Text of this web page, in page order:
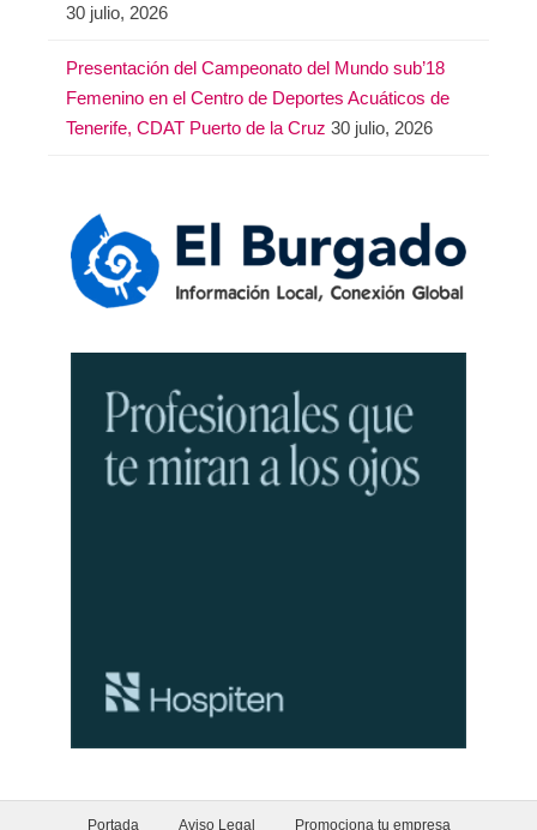
30 julio, 2026
Presentación del Campeonato del Mundo sub’18
Femenino en el Centro de Deportes Acuáticos de
Tenerife, CDAT Puerto de la Cruz 30 julio, 2026
Portada Aviso Legal Promociona tu empresa